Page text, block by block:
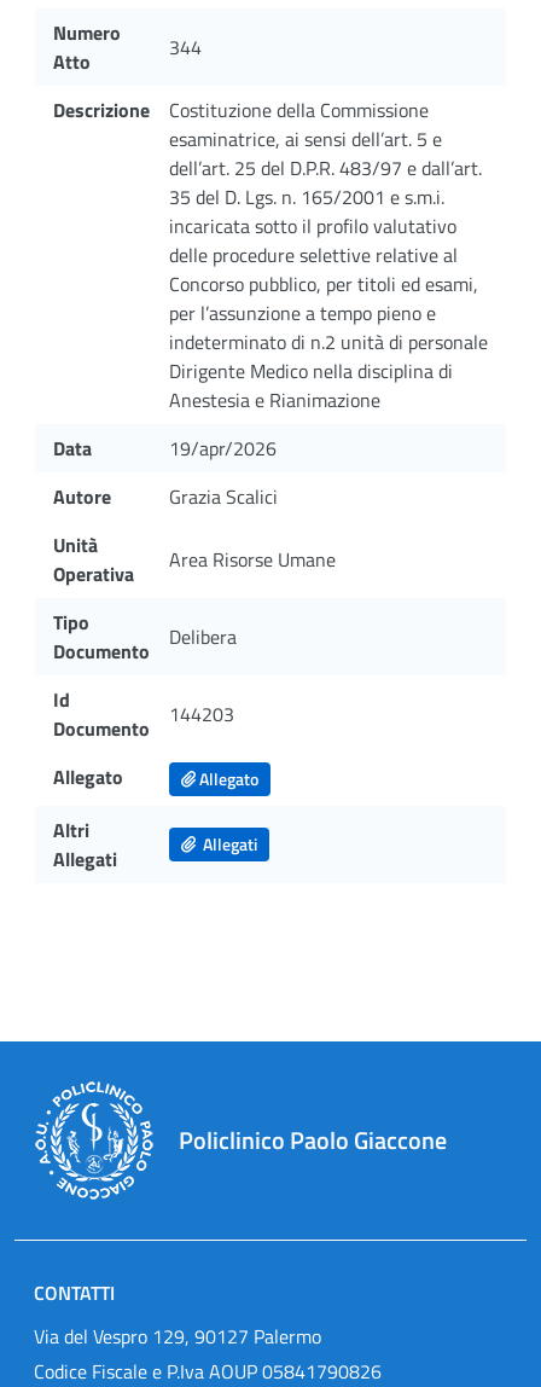
Numero
Atto
344
Descrizione
Costituzione della Commissione
esaminatrice, ai sensi dell’art. 5 e
dell’art. 25 del D.P.R. 483/97 e dall’art.
35 del D. Lgs. n. 165/2001 e s.m.i.
incaricata sotto il profilo valutativo
delle procedure selettive relative al
Concorso pubblico, per titoli ed esami,
per l’assunzione a tempo pieno e
indeterminato di n.2 unità di personale
Dirigente Medico nella disciplina di
Anestesia e Rianimazione
Data
19/apr/2026
Autore
Grazia Scalici
Unità
Operativa
Area Risorse Umane
Tipo
Documento
Delibera
Id
Documento
144203
Allegato Allegato
Altri
Allegati
Allegati
Policlinico Paolo Giaccone
CONTATTI
Via del Vespro 129, 90127 Palermo
Codice Fiscale e P.Iva AOUP 05841790826